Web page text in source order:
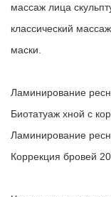
массаж лица
классический
маски.
Ламинирование
Биотатуаж хной с
Ламинирование
Коррекция бровей